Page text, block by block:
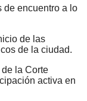
de encuentro a lo
de las
de la ciudad.
la Corte
activa en